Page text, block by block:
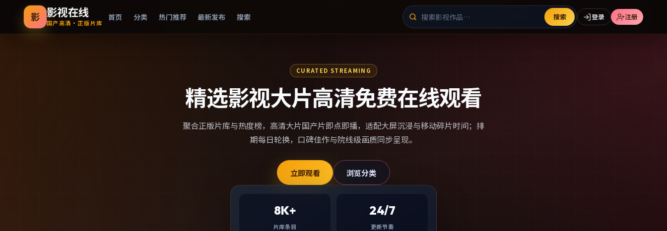
影 影视在线
国产高清·正版片库
首页 分类 热门推荐 最新发布 搜索 搜索 登录 注册
CURATED STREAMING
精选影视大片高清免费在线观看
聚合正版片库与热度榜， 高清大片国产片即点即播，适配大屏沉浸与移动碎片时间；排
期每日轮换，口碑佳作与院线级画质同步呈现。
立即观看 浏览分类
8K+
片库条目
24/7
更新节奏